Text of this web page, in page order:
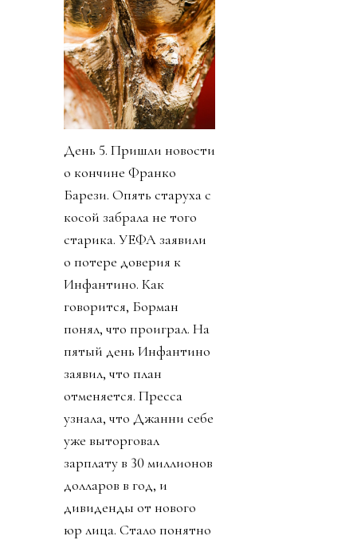
День 5. Пришли новости
о кончине Франко
Барези. Опять старуха с
косой забрала не того
старика. УЕФА заявили
о потере доверия к
Инфантино. Как
говорится, Борман
понял, что проиграл. На
пятый день Инфантино
заявил, что план
отменяется. Пресса
узнала, что Джанни себе
уже выторговал
зарплату в 30 миллионов
долларов в год, и
дивиденды от нового
юр лица. Стало понятно